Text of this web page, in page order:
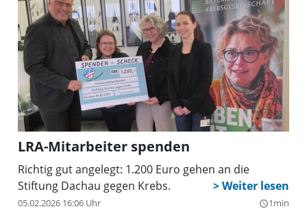
LRA-Mitarbeiter spenden
Richtig gut angelegt: 1.200 Euro gehen an die
Stiftung Dachau gegen Krebs.
05.02.2026 16:06 Uhr query_builder1min